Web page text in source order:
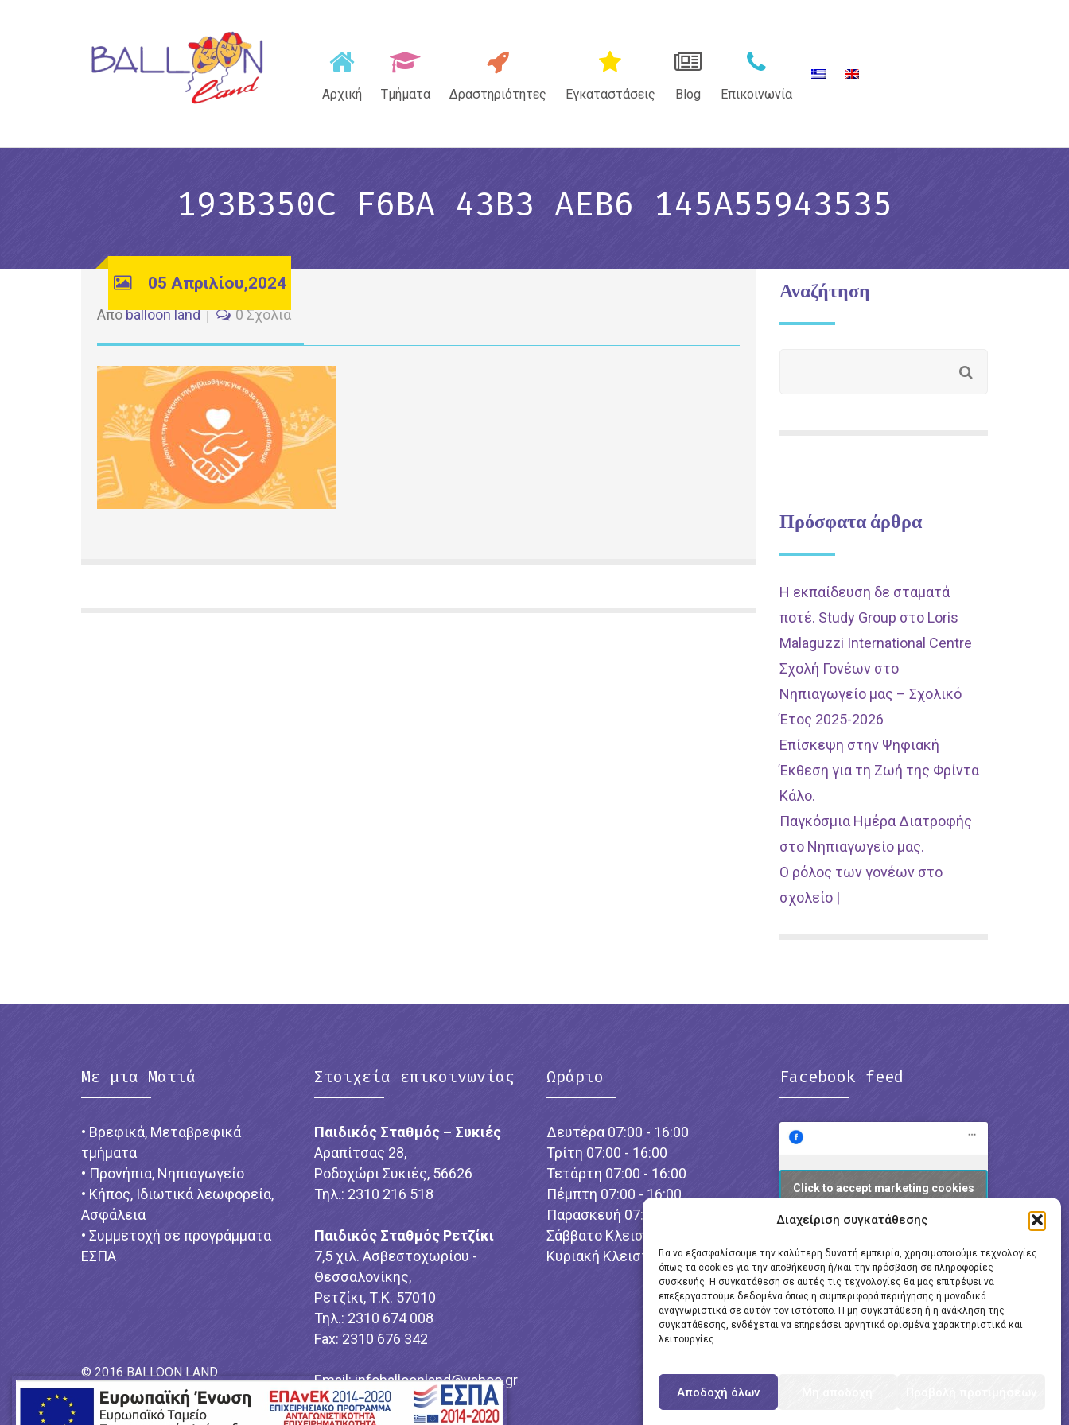
Διαχείριση συγκατάθεσης
Για να εξασφαλίσουμε την καλύτερη δυνατή εμπειρία, χρησιμοποιούμε τεχνολογίες
όπως τα cookies για την αποθήκευση ή/και την πρόσβαση σε πληροφορίες
συσκευής. Η συγκατάθεση σε αυτές τις τεχνολογίες θα μας επιτρέψει να
επεξεργαστούμε δεδομένα όπως η συμπεριφορά περιήγησης ή μοναδικά
αναγνωριστικά σε αυτόν τον ιστότοπο. Η μη συγκατάθεση ή η ανάκληση της
συγκατάθεσης, ενδέχεται να επηρεάσει αρνητικά ορισμένα χαρακτηριστικά και
λειτουργίες.
Αποδοχή όλων
Αρχική Τμήματα Δραστηριότητες Εγκαταστάσεις Blog Επικοινωνία
193B350C F6BA 43B3 AEB6 145A55943535
05 Απριλίου,2024
Απόballoon land 0 Σχόλια
Αναζήτηση
Πρόσφατα άρθρα
Η εκπαίδευση δε σταματά
ποτέ. Study Group στο Loris
Malaguzzi International Centre
Σχολή Γονέων στο
Νηπιαγωγείο μας – Σχολικό
Έτος 2025-2026
Επίσκεψη στην Ψηφιακή
Έκθεση για τη Ζωή της Φρίντα
Κάλο.
Παγκόσμια Ημέρα Διατροφής
στο Νηπιαγωγείο μας.
Ο ρόλος των γονέων στο
σχολείο |
Με μια Ματιά
• Βρεφικά, Μεταβρεφικά
τμήματα
• Προνήπια, Νηπιαγωγείο
• Κήπος, Ιδιωτικά λεωφορεία,
Ασφάλεια
• Συμμετοχή σε προγράμματα
ΕΣΠΑ
© 2016 BALLOON LAND
Power by
Στοιχεία επικοινωνίας
Παιδικός Σταθμός – Συκιές
Αραπίτσας 28,
Ροδοχώρι Συκιές, 56626
Τηλ.: 2310 216 518
Παιδικός Σταθμός Ρετζίκι
7,5 χιλ. Ασβεστοχωρίου -
Θεσσαλονίκης,
Ρετζίκι, Τ.Κ. 57010
Τηλ.: 2310 674 008
Fax: 2310 676 342
Email:infoballoonland@yahoo.gr
Ωράριο
Δευτέρα 07:00 - 16:00
Τρίτη 07:00 - 16:00
Τετάρτη 07:00 - 16:00
Πέμπτη 07:00 - 16:00
Παρασκευή 07:00 - 16:00
Σάββατο Κλειστό
Κυριακή Κλειστό
Facebook feed
Click to accept marketing cookies